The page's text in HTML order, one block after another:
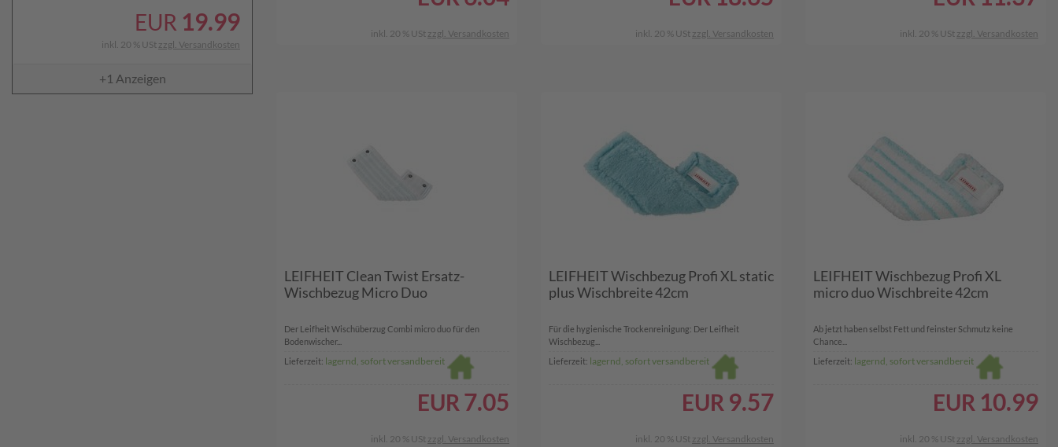
EUR 19.99
inkl. 20 % USt zzgl. Versandkosten
+1 Anzeigen
inkl. 20 % USt zzgl. Versandkosten inkl. 20 % USt zzgl. Versandkosten inkl. 20 % USt zzgl. Versandkosten
LEIFHEIT Clean Twist Ersatz-
Wischbezug Micro Duo
Der Leifheit Wischüberzug Combi micro duo für den
Bodenwischer...
Lieferzeit: lagernd, sofort versandbereit
EUR 7.05
inkl. 20 % USt zzgl. Versandkosten
LEIFHEIT Wischbezug Profi XL static
plus Wischbreite 42cm
Für die hygienische Trockenreinigung: Der Leifheit
Wischbezug...
Lieferzeit: lagernd, sofort versandbereit
EUR 9.57
inkl. 20 % USt zzgl. Versandkosten
LEIFHEIT Wischbezug Profi XL
micro duo Wischbreite 42cm
Ab jetzt haben selbst Fett und feinster Schmutz keine
Chance...
Lieferzeit: lagernd, sofort versandbereit
EUR 10.99
inkl. 20 % USt zzgl. Versandkosten